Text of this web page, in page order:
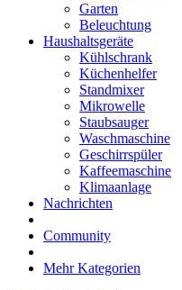
Garten
Beleuchtung
Haushaltsgeräte
Kühlschrank
Küchenhelfer
Standmixer
Mikrowelle
Staubsauger
Waschmaschine
Geschirrspüler
Kaffeemaschine
Klimaanlage
Nachrichten
Community
Mehr Kategorien